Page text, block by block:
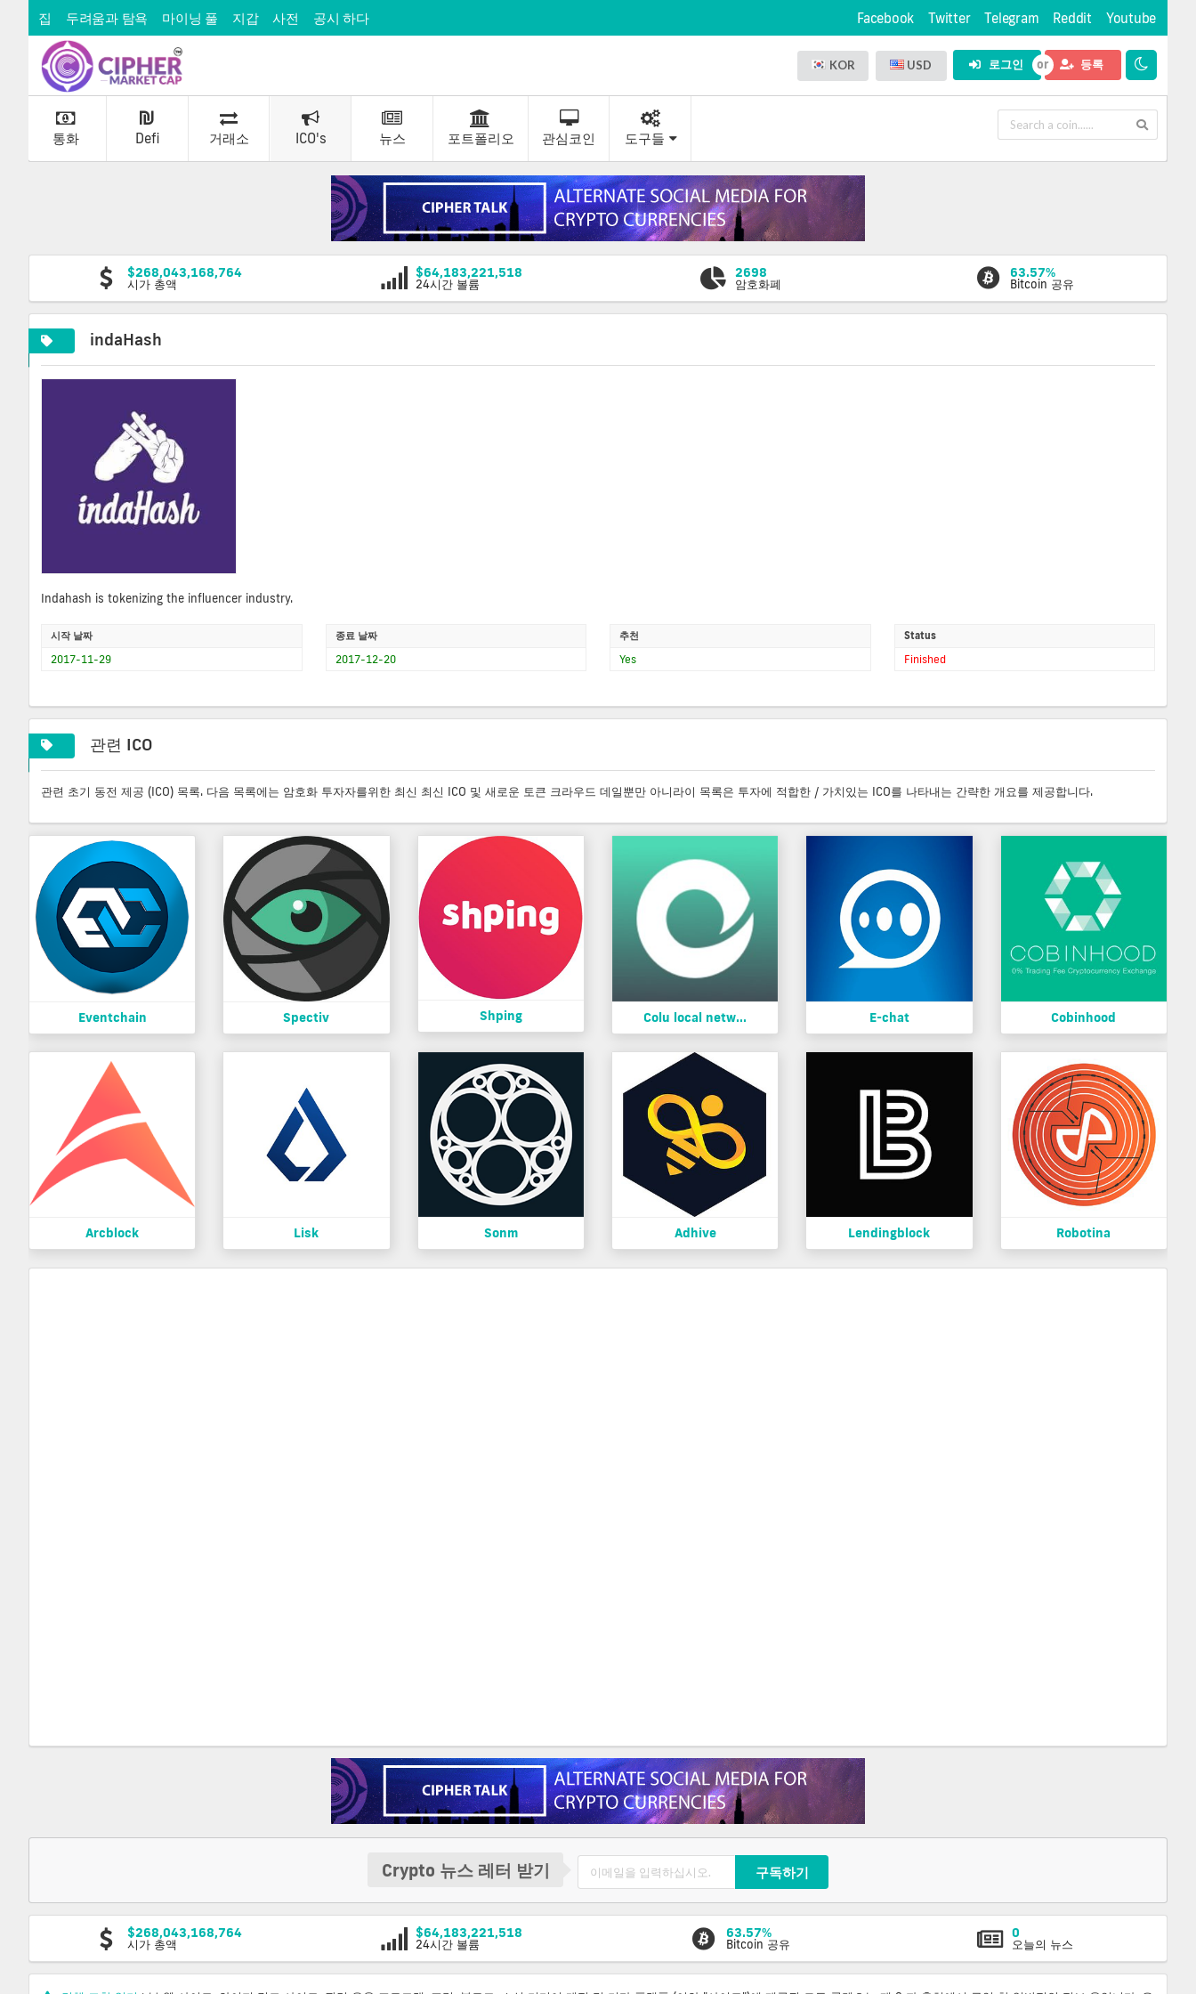
집 두려움과 탐욕 마이닝 풀 지갑 사전 공시 하다 Facebook Twitter Telegram Reddit Youtube
KOR USD 로그인 등록
통화 Defi 거래소 ICO's 뉴스 포트폴리오 관심코인 도구들
$268,043,168,764
시가 총액
$64,183,221,518
24시간 볼륨
2698
암호화폐
63.57%
Bitcoin 공유
indaHash
Indahash is tokenizing the influencer industry.
시작 날짜
2017-11-29
종료 날짜
2017-12-20
추천
Yes
Status
Finished
관련 ICO
관련 초기 동전 제공 (ICO) 목록. 다음 목록에는 암호화 투자자를위한 최신 최신 ICO 및 새로운 토큰 크라우드 데일뿐만 아니라이 목록은 투자에 적합한 / 가치있는 ICO를 나타내는 간략한 개요를 제공합니다.
Eventchain Spectiv Shping Colu local netw... E-chat Cobinhood
Arcblock Lisk Sonm Adhive Lendingblock Robotina
Crypto 뉴스 레터 받기 구독하기
$268,043,168,764
시가 총액
$64,183,221,518
24시간 볼륨
63.57%
Bitcoin 공유
0
오늘의 뉴스